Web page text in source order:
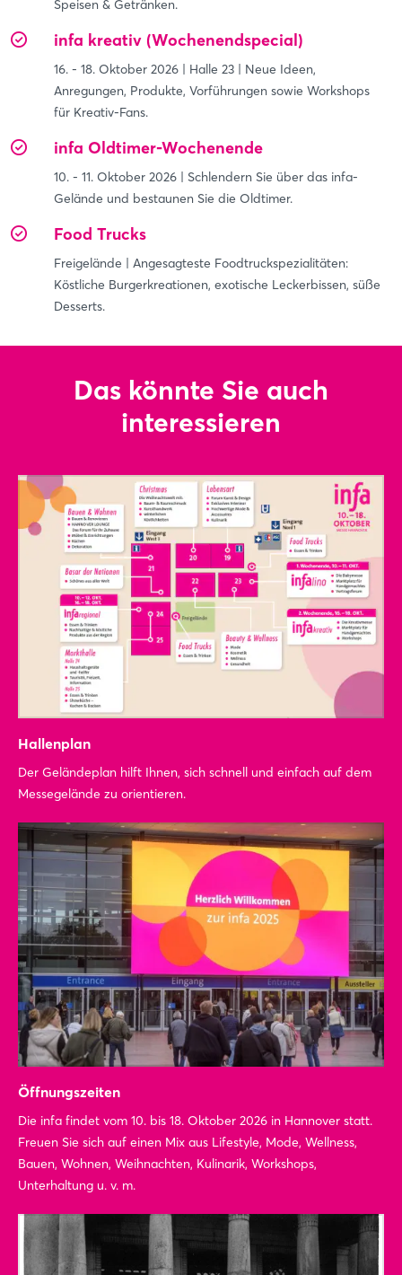
Speisen & Getränken.
infa kreativ (Wochenendspecial)
16. - 18. Oktober 2026 | Halle 23 | Neue Ideen,
Anregungen, Produkte, Vorführungen sowie Workshops
für Kreativ-Fans.
infa Oldtimer-Wochenende
10. - 11. Oktober 2026 | Schlendern Sie über das infa-
Gelände und bestaunen Sie die Oldtimer.
Food Trucks
Freigelände | Angesagteste Foodtruckspezialitäten:
Köstliche Burgerkreationen, exotische Leckerbissen, süße
Desserts.
Das könnte Sie auch
interessieren
Hallenplan
Der Geländeplan hilft Ihnen, sich schnell und einfach auf dem
Messegelände zu orientieren.
Öffnungszeiten
Die infa findet vom 10. bis 18. Oktober 2026 in Hannover statt.
Freuen Sie sich auf einen Mix aus Lifestyle, Mode, Wellness,
Bauen, Wohnen, Weihnachten, Kulinarik, Workshops,
Unterhaltung u. v. m.
Einloggen
Noch nicht angemeldet?
Jetzt registrieren